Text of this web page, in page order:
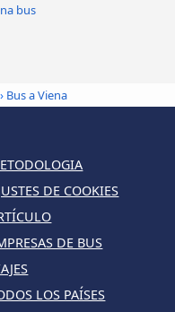
bus
› Bus a Viena
DE COOKIES
DE BUS
LOS PAÍSES